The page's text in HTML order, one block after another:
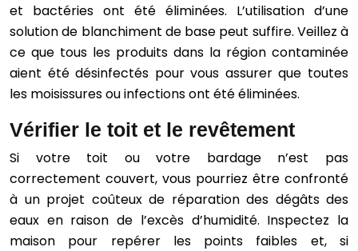
et bactéries ont été éliminées. L’utilisation d’une
solution de blanchiment de base peut suffire. Veillez à
ce que tous les produits dans la région contaminée
aient été désinfectés pour vous assurer que toutes
les moisissures ou infections ont été éliminées.
Vérifier le toit et le revêtement
Si votre toit ou votre bardage n’est pas
correctement couvert, vous pourriez être confronté
à un projet coûteux de réparation des dégâts des
eaux en raison de l’excès d’humidité. Inspectez la
maison pour repérer les points faibles et, si